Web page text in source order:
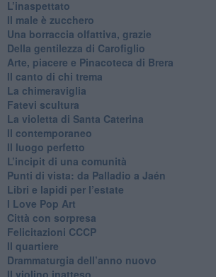
​L’inaspettato
​Il male è zucchero
​Una borraccia olfattiva, grazie
​Della gentilezza di Carofiglio
Arte, piacere e Pinacoteca di Brera
​Il canto di chi trema
La chimeraviglia
​Fatevi scultura
​La violetta di Santa Caterina
​Il contemporaneo
​Il luogo perfetto
​L’incipit di una comunità
Punti di vista: da Palladio a Jaén
​Libri e lapidi per l’estate
​I Love Pop Art
Città con sorpresa
Felicitazioni CCCP
​Il quartiere
​Drammaturgia dell’anno nuovo